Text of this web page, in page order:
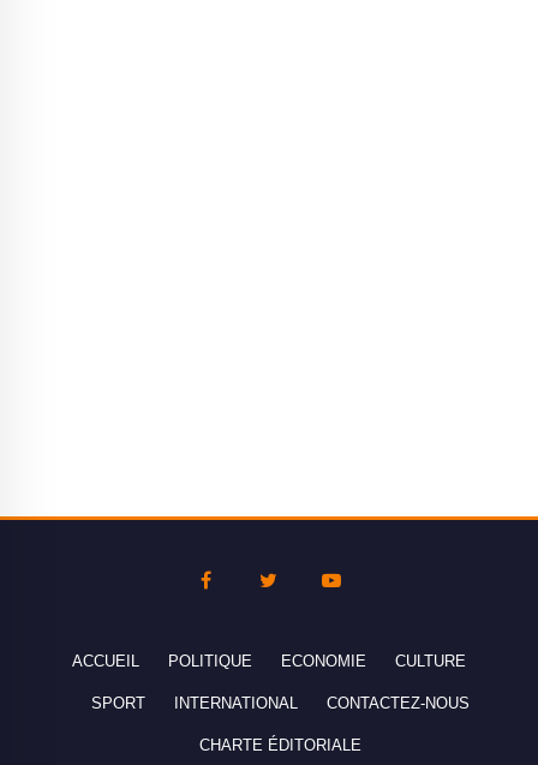
ACCUEIL POLITIQUE ECONOMIE CULTURE
SPORT INTERNATIONAL CONTACTEZ-NOUS
CHARTE ÉDITORIALE